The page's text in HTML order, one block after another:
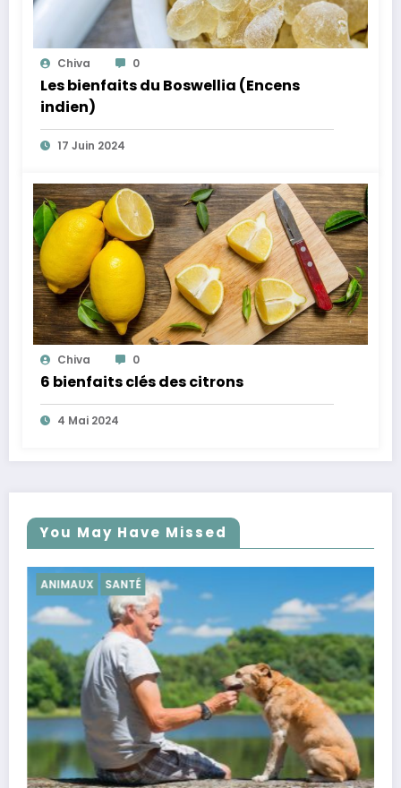
Chiva 0
Les bienfaits du Boswellia (Encens
indien)
17 Juin 2024
Chiva 0
6 bienfaits clés des citrons
4 Mai 2024
You May Have Missed
SANTÉ